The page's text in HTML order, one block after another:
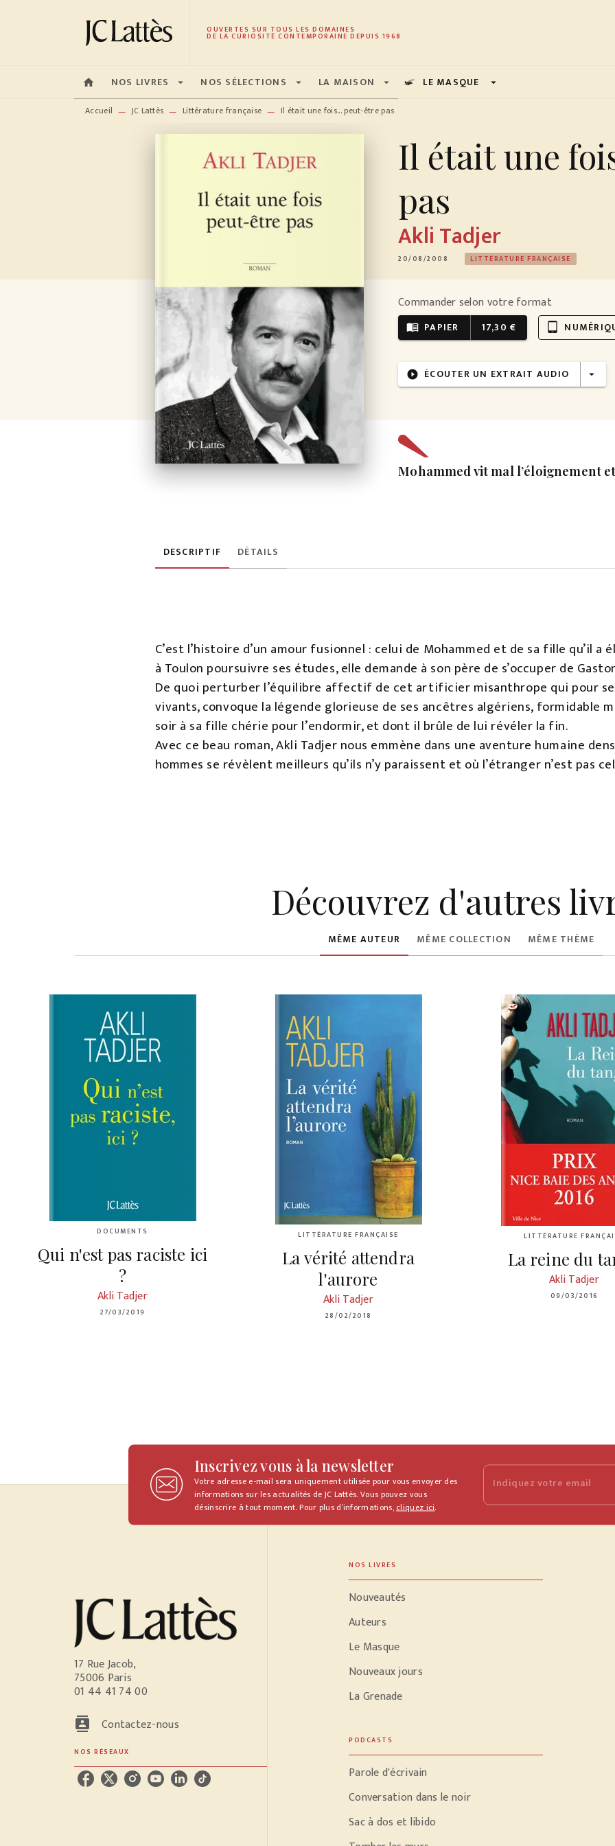
MENU RECHERCHE CONTENU PIED DE PAGE
OUVERTES SUR TOUS LES DOMAINES
DE LA CURIOSITÉ CONTEMPORAINE DEPUIS 1968
home NOS LIVRES arrow_drop_down NOS SÉLECTIONS arrow_drop_down LA MAISON arrow_drop_down LE MASQUE arrow_drop_down
Accueil — JC Lattès — Littérature française — Il était une fois... peut-être pas
Il était une
pas
Akli Tadjer
20/08/2008 LITTÉRATURE FRANÇAISE
Commander selon votre format
menu_book PAPIER 17,30 € tablet_android
play_circle_filled ÉCOUTER UN EXTRAIT AUDIO arrow_drop_down
Mohammed vit mal l’éloignement
DESCRIPTIF DÉTAILS
C’est l’histoire d’un amour fusionnel : celui de Mohammed et de sa fille qu’il a
à Toulon poursuivre ses études, elle demande à son père de s’occuper de
De quoi perturber l’équilibre affectif de cet artificier misanthrope qui pour
vivants, convoque la légende glorieuse de ses ancêtres algériens, formidable
soir à sa fille chérie pour l’endormir, et dont il brûle de lui révéler la fin.
Avec ce beau roman, Akli Tadjer nous emmène dans une aventure humaine
hommes se révèlent meilleurs qu’ils n’y paraissent et où l’étranger n’est pas
Découvrez d'autres
MÊME AUTEUR MÊME COLLECTION MÊME THÈME
DOCUMENTS
Qui n'est pas raciste ici
?
Akli Tadjer
27/03/2019
LITTÉRATURE FRANÇAISE
La vérité attendra
l'aurore
Akli Tadjer
28/02/2018
LITTÉRATURE
La reine du
Akli Tadjer
09/03/2016
Inscrivez vous à la newsletter
Votre adresse e-mail sera uniquement utilisée pour vous envoyer des
informations sur les actualités de JC Lattès. Vous pouvez vous
désinscrire à tout moment. Pour plus d’informations,cliquez ici.
Indiquez votre email
17 Rue Jacob,
75006 Paris
01 44 41 74 00
contacts Contactez-nous
NOS RÉSEAUX
NOS LIVRES
Nouveautés
Auteurs
Le Masque
Nouveaux jours
La Grenade
PODCASTS
Parole d'écrivain
Conversation dans le noir
Sac à dos et libido